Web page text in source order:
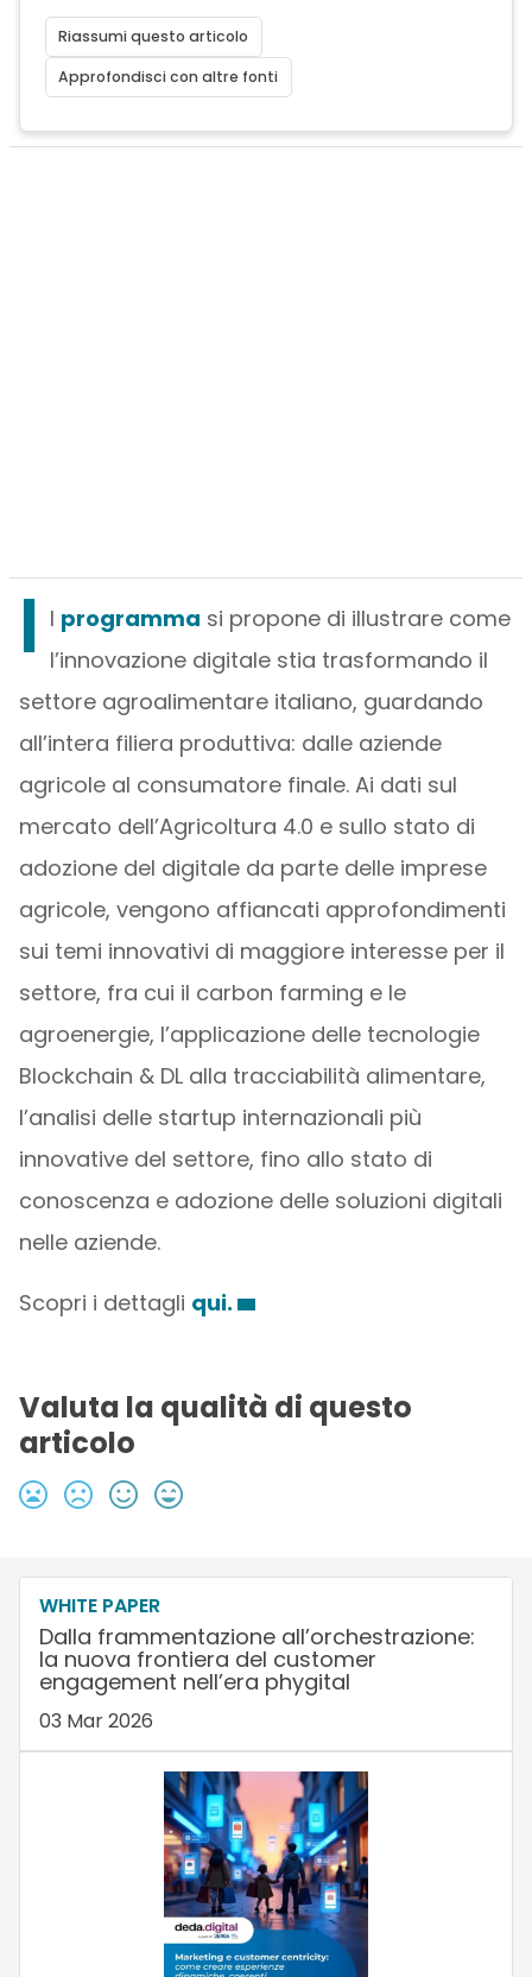
Riassumi questo articolo
Approfondisci con altre fonti
I l programma si propone di illustrare come
l’innovazione digitale stia trasformando il
settore agroalimentare italiano, guardando
all’intera filiera produttiva: dalle aziende
agricole al consumatore finale. Ai dati sul
mercato dell’Agricoltura 4.0 e sullo stato di
adozione del digitale da parte delle imprese
agricole, vengono affiancati approfondimenti
sui temi innovativi di maggiore interesse per il
settore, fra cui il carbon farming e le
agroenergie, l’applicazione delle tecnologie
Blockchain & DL alla tracciabilità alimentare,
l’analisi delle startup internazionali più
innovative del settore, fino allo stato di
conoscenza e adozione delle soluzioni digitali
nelle aziende.
Scopri i dettagli qui.
Valuta la qualità di questo
articolo
WHITE PAPER
Dalla frammentazione all’orchestrazione:
la nuova frontiera del customer
engagement nell’era phygital
03 Mar 2026